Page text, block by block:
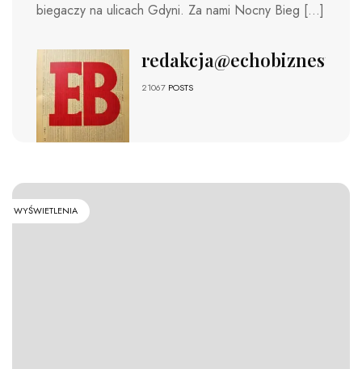
biegaczy na ulicach Gdyni. Za nami Nocny Bieg […]
redakcja@echobiznesu.pl
21067 POSTS
WYŚWIETLENIA